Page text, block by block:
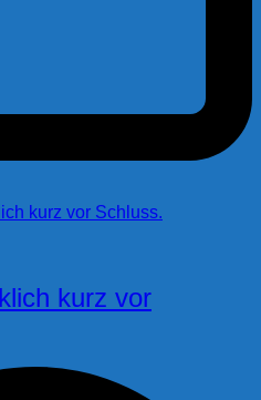
kurz vor